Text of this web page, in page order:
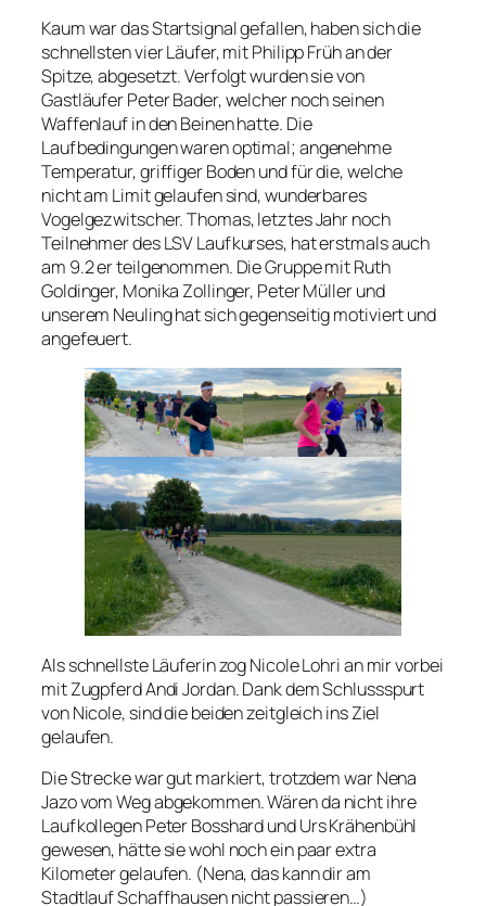
Kaum war das Startsignal gefallen, haben sich die
schnellsten vier Läufer, mit Philipp Früh an der
Spitze, abgesetzt. Verfolgt wurden sie von
Gastläufer Peter Bader, welcher noch seinen
Waffenlauf in den Beinen hatte. Die
Laufbedingungen waren optimal; angenehme
Temperatur, griffiger Boden und für die, welche
nicht am Limit gelaufen sind, wunderbares
Vogelgezwitscher. Thomas, letztes Jahr noch
Teilnehmer des LSV Laufkurses, hat erstmals auch
am 9.2 er teilgenommen. Die Gruppe mit Ruth
Goldinger, Monika Zollinger, Peter Müller und
unserem Neuling hat sich gegenseitig motiviert und
angefeuert.
Als schnellste Läuferin zog Nicole Lohri an mir vorbei
mit Zugpferd Andi Jordan. Dank dem Schlussspurt
von Nicole, sind die beiden zeitgleich ins Ziel
gelaufen.
Die Strecke war gut markiert, trotzdem war Nena
Jazo vom Weg abgekommen. Wären da nicht ihre
Laufkollegen Peter Bosshard und Urs Krähenbühl
gewesen, hätte sie wohl noch ein paar extra
Kilometer gelaufen. (Nena, das kann dir am
Stadtlauf Schaffhausen nicht passieren…)